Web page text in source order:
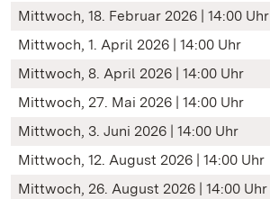
Mittwoch, 18. Februar 2026 | 14:00 Uhr
Mittwoch, 1. April 2026 | 14:00 Uhr
Mittwoch, 8. April 2026 | 14:00 Uhr
Mittwoch, 27. Mai 2026 | 14:00 Uhr
Mittwoch, 3. Juni 2026 | 14:00 Uhr
Mittwoch, 12. August 2026 | 14:00 Uhr
Mittwoch, 26. August 2026 | 14:00 Uhr